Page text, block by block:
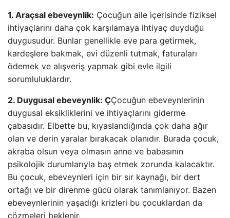
1. Araçsal ebeveynlik: Çocuğun aile içerisinde fiziksel
ihtiyaçlarını daha çok karşılamaya ihtiyaç duyduğu
duygusudur. Bunlar genellikle eve para getirmek,
kardeşlere bakmak, evi düzenli tutmak, faturaları
ödemek ve alışveriş yapmak gibi evle ilgili
sorumluluklardır.
2. Duygusal ebeveynlik: ÇÇocuğun ebeveynlerinin
duygusal eksikliklerini ve ihtiyaçlarını giderme
çabasıdır. Elbette bu, kıyaslandığında çok daha ağır
olan ve derin yaralar bırakacak olanıdır. Burada çocuk,
akraba olsun veya olmasın anne ve babasının
psikolojik durumlarıyla baş etmek zorunda kalacaktır.
Bu çocuk, ebeveynleri için bir sır kaynağı, bir dert
ortağı ve bir direnme gücü olarak tanımlanıyor. Bazen
ebeveynlerinin yaşadığı krizleri bu çocuklardan da
çözmeleri beklenir.